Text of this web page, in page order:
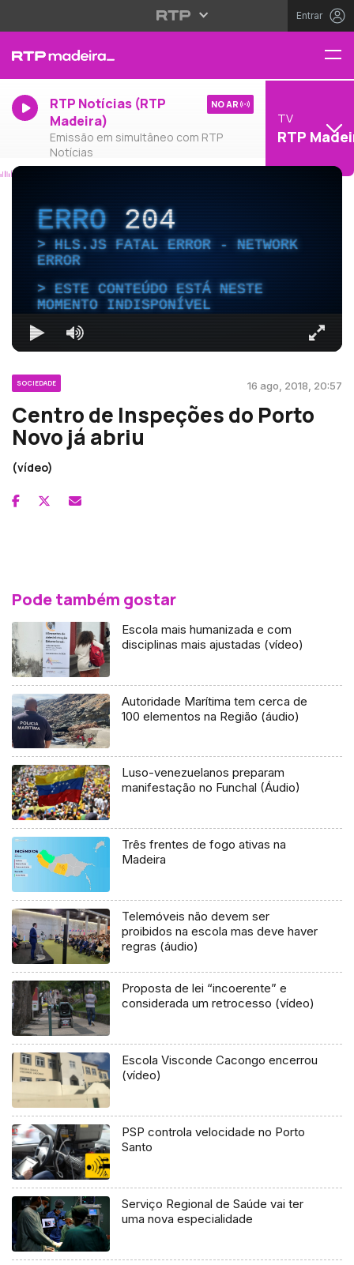
Entrar
RTP Notícias (RTP
Madeira)
Emissão em simultâneo com RTP
Notícias
NO AR
TV
RTP
ERRO204
HLS.JS FATAL ERROR - NETWORK
ERROR
ESTE CONTEÚDO ESTÁ NESTE
MOMENTO INDISPONÍVEL
SOCIEDADE 16 ago, 2018, 20:57
Centro de Inspeções do Porto
Novo já abriu
(vídeo)
Pode também gostar
Escola mais humanizada e com
disciplinas mais ajustadas (vídeo)
Autoridade Marítima tem cerca de
100 elementos na Região (áudio)
Luso-venezuelanos preparam
manifestação no Funchal (Áudio)
Três frentes de fogo ativas na
Madeira
Telemóveis não devem ser
proibidos na escola mas deve haver
regras (áudio)
Proposta de lei “incoerente” e
considerada um retrocesso (vídeo)
Escola Visconde Cacongo encerrou
(vídeo)
PSP controla velocidade no Porto
Santo
Serviço Regional de Saúde vai ter
uma nova especialidade